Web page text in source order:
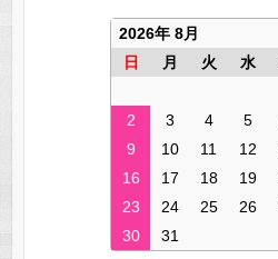
2026年 8月
日
月 火 水
2
3 4 5
9
10 11 12
16
17 18 19
23
24 25 26
30
31